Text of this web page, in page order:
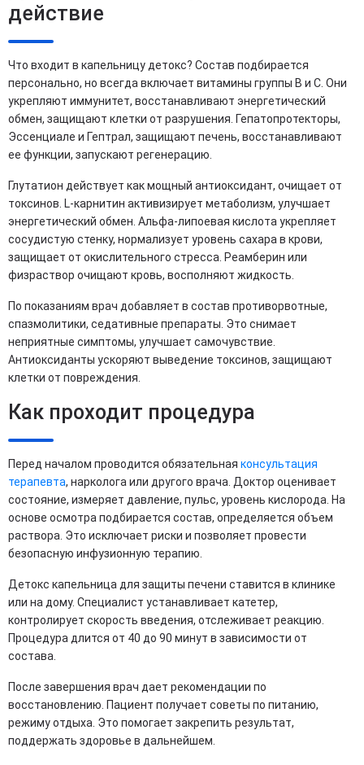
действие
Что входит в капельницу детокс? Состав подбирается
персонально, но всегда включает витамины группы B и C. Они
укрепляют иммунитет, восстанавливают энергетический
обмен, защищают клетки от разрушения. Гепатопротекторы,
Эссенциале и Гептрал, защищают печень, восстанавливают
ее функции, запускают регенерацию.
Глутатион действует как мощный антиоксидант, очищает от
токсинов. L-карнитин активизирует метаболизм, улучшает
энергетический обмен. Альфа-липоевая кислота укрепляет
сосудистую стенку, нормализует уровень сахара в крови,
защищает от окислительного стресса. Реамберин или
физраствор очищают кровь, восполняют жидкость.
По показаниям врач добавляет в состав противорвотные,
спазмолитики, седативные препараты. Это снимает
неприятные симптомы, улучшает самочувствие.
Антиоксиданты ускоряют выведение токсинов, защищают
клетки от повреждения.
Как проходит процедура
Перед началом проводится обязательная консультация
терапевта, нарколога или другого врача. Доктор оценивает
состояние, измеряет давление, пульс, уровень кислорода. На
основе осмотра подбирается состав, определяется объем
раствора. Это исключает риски и позволяет провести
безопасную инфузионную терапию.
Детокс капельница для защиты печени ставится в клинике
или на дому. Специалист устанавливает катетер,
контролирует скорость введения, отслеживает реакцию.
Процедура длится от 40 до 90 минут в зависимости от
состава.
После завершения врач дает рекомендации по
восстановлению. Пациент получает советы по питанию,
режиму отдыха. Это помогает закрепить результат,
поддержать здоровье в дальнейшем.